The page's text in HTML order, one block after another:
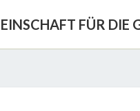
FÜR DIE